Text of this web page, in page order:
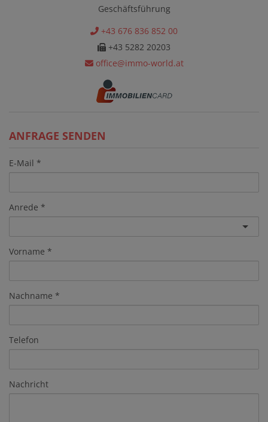
Geschäftsführung
+43 676 836 852 00
+43 5282 20203
office@immo-world.at
ANFRAGE SENDEN
E-Mail
Anrede
Vorname
Nachname
Telefon
Nachricht